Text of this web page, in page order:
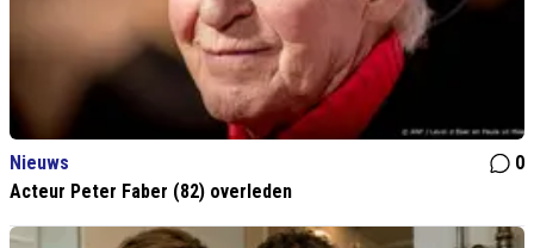
Nieuws
0
Acteur Peter Faber (82) overleden